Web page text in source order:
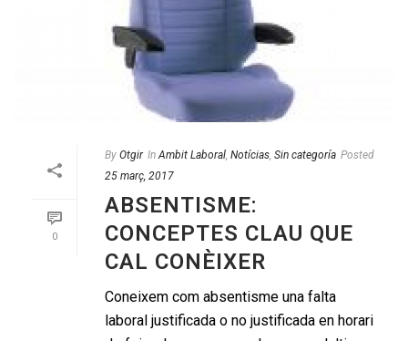
0
By Otgir In Ambit Laboral Notícias Sin categoría Posted
25 març, 2017
ABSENTISME:
CONCEPTES CLAU QUE
CAL CONÈIXER
Coneixem com absentisme una falta
laboral justificada o no justificada en horari